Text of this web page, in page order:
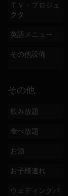
ＴＶ・プロジェ
クタ
英語メニュー
その他設備
その他
飲み放題
食べ放題
お酒
お子様連れ
ウェディングパ